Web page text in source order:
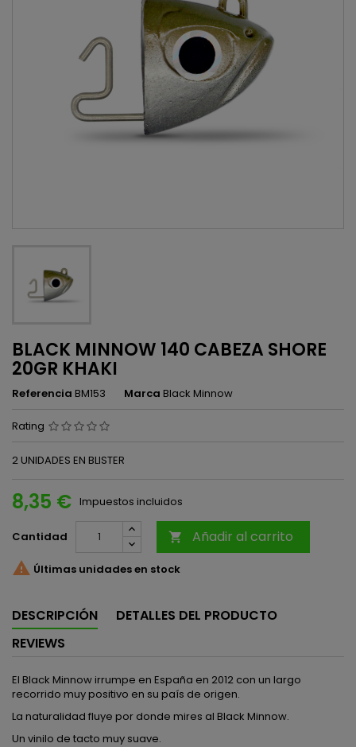
BLACK MINNOW 140 CABEZA SHORE
20GR KHAKI
Referencia BM153 Marca Black Minnow
Rating
2 UNIDADES EN BLISTER
8,35 € Impuestos incluidos
Cantidad  Añadir al carrito
 Últimas unidades en stock
DESCRIPCIÓN
DETALLES DEL PRODUCTO
REVIEWS
El Black Minnow irrumpe en España en 2012 con un largo
recorrido muy positivo en su país de origen.
La naturalidad fluye por donde mires al Black Minnow.
Un vinilo de tacto muy suave.